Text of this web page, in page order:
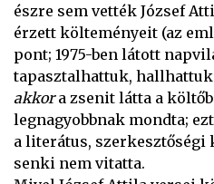
észre sem vették József
érzett költeményeit (az
pont; 1975-ben látott
tapasztalhattuk,
akkora zsenit látta a
legnagyobbnak mondta;
a literátus, szerkesztőségi
senki nem vitatta.